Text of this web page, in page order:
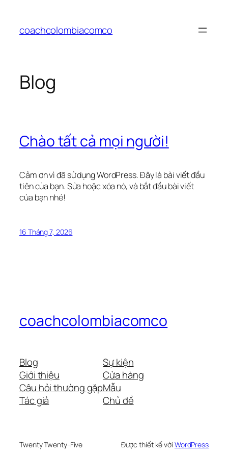
phầncoachcolombiacomco
Blog
Chào tất cả mọi người!
Cảm ơn vì đã sử dụng WordPress. Đây là bài viết đầu
tiên của bạn. Sửa hoặc xóa nó, và bắt đầu bài viết
của bạn nhé!
16 Tháng 7, 2026
coachcolombiacomco
Blog
Giới thiệu
Câu hỏi thường gặp
Tác giả
Sự kiện
Cửa hàng
Mẫu
Chủ đề
Twenty Twenty-Five Được thiết kế với WordPress